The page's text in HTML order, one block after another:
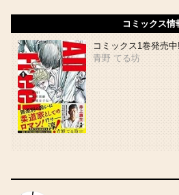
コミックス情
コミックス1巻発売中!
青野 てる坊